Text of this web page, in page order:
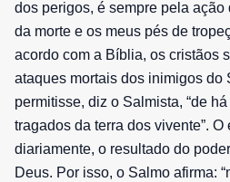
dos perigos, é sempre pela ação
da morte e os meus pés de
acordo com a Bíblia, os cristãos
ataques mortais dos inimigos do
permitisse, diz o Salmista, “de
tragados da terra dos vivente”. O
diariamente, o resultado do
Deus. Por isso, o Salmo afirma: